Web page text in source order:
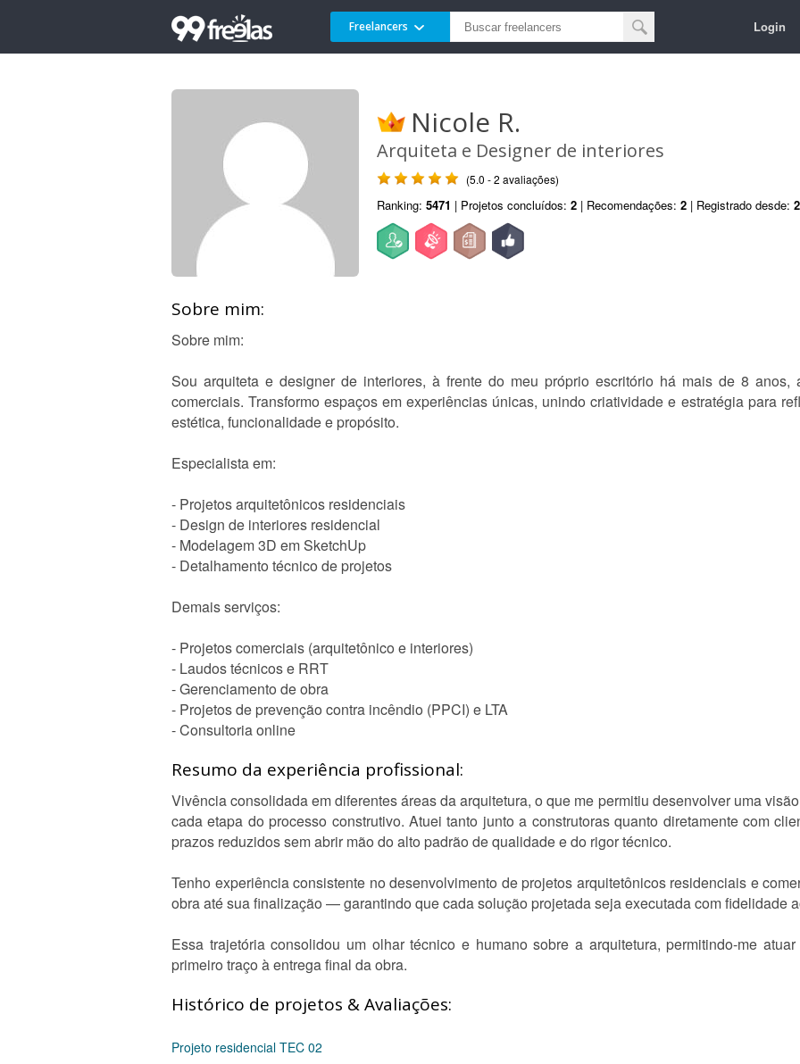
Freelancers Login
Nicole R.
Arquiteta e Designer de interiores
(5.0 - 2 avaliações)
Ranking: 5471 | Projetos concluídos: 2 | Recomendações: 2 | Registrado desde:
Sobre mim:
Sobre mim:
Sou arquiteta e designer de interiores, à frente do meu próprio escritório há mais de 8 anos,
comerciais. Transformo espaços em experiências únicas, unindo criatividade e estratégia para
estética, funcionalidade e propósito.
Especialista em:
- Projetos arquitetônicos residenciais
- Design de interiores residencial
- Modelagem 3D em SketchUp
- Detalhamento técnico de projetos
Demais serviços:
- Projetos comerciais (arquitetônico e interiores)
- Laudos técnicos e RRT
- Gerenciamento de obra
- Projetos de prevenção contra incêndio (PPCI) e LTA
- Consultoria online
Resumo da experiência profissional:
Vivência consolidada em diferentes áreas da arquitetura, o que me permitiu desenvolver uma
cada etapa do processo construtivo. Atuei tanto junto a construtoras quanto diretamente com
prazos reduzidos sem abrir mão do alto padrão de qualidade e do rigor técnico.
Tenho experiência consistente no desenvolvimento de projetos arquitetônicos residenciais e
obra até sua finalização — garantindo que cada solução projetada seja executada com fidelidade
Essa trajetória consolidou um olhar técnico e humano sobre a arquitetura, permitindo-me
primeiro traço à entrega final da obra.
Histórico de projetos & Avaliações:
Projeto residencial TEC 02